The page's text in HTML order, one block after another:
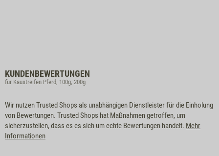
KUNDENBEWERTUNGEN
für Kaustreifen Pferd, 100g, 200g
Wir nutzen Trusted Shops als unabhängigen Dienstleister für die Einholung
von Bewertungen. Trusted Shops hat Maßnahmen getroffen, um
sicherzustellen, dass es es sich um echte Bewertungen handelt. Mehr
Informationen